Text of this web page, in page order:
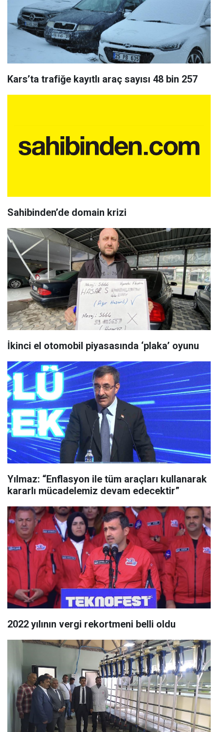
Kars’ta trafiğe kayıtlı araç sayısı 48 bin 257
Sahibinden’de domain krizi
İkinci el otomobil piyasasında ‘plaka’ oyunu
Yılmaz: “Enflasyon ile tüm araçları kullanarak
kararlı mücadelemiz devam edecektir”
2022 yılının vergi rekortmeni belli oldu